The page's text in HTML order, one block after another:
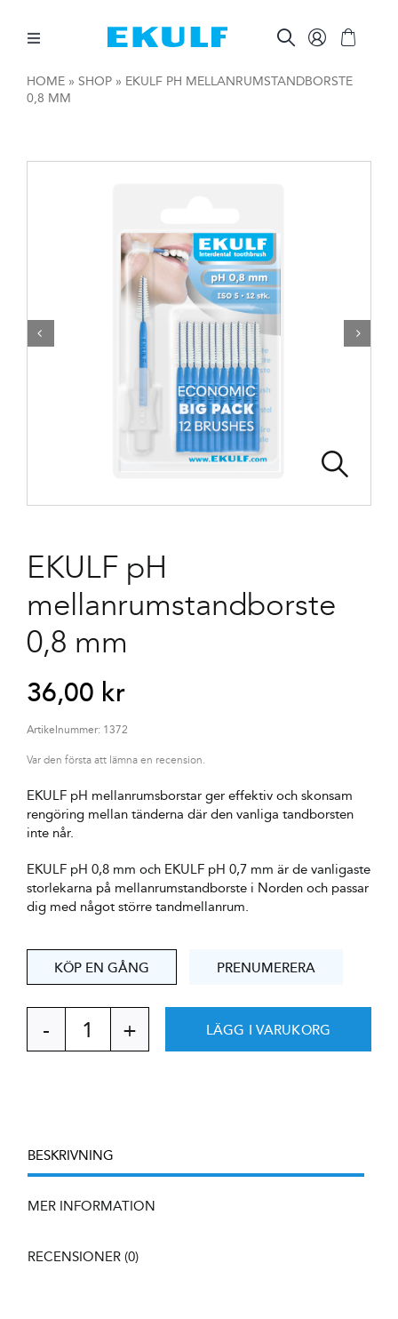
contentToggle
Navigation
MELLAN TÄNDERNA
BORSTA TÄNDERNA
FÖR FÖRETAG
HOME» SHOP» EKULF PH MELLANRUMSTANDBORSTE
0,8 MM
 
EKULF pH
mellanrumstandborste
0,8 mm
36,00 kr
Artikelnummer: 1372
Var den första att lämna en recension.
EKULF pH mellanrumsborstar ger effektiv och skonsam
rengöring mellan tänderna där den vanliga tandborsten
inte når.
EKULF pH 0,8 mm och EKULF pH 0,7 mm är de vanligaste
storlekarna på mellanrumstandborste i Norden och passar
dig med något större tandmellanrum.
KÖP EN GÅNG PRENUMERERA
EKULF
pH
LÄGG I VARUKORG
BESKRIVNING
MER INFORMATION
RECENSIONER (0)